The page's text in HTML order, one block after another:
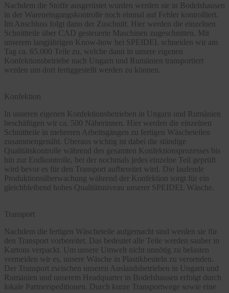
Nachdem die Stoffe ausgerüstet wurden werden sie in Bodelshausen
in der Wareneingangskontrolle noch einmal auf Fehler kontrolliert.
Im Anschluss folgt dann der Zuschnitt. Hier werden die einzelnen
Schnittteile über CAD gesteuerte Maschinen zugeschnitten. Mit
unserem langjährigen Know-how bei SPEIDEL schneiden wir am
Tag ca. 65.000 Teile zu, welche dann in unsere eigenen
Konfektionsbetriebe nach Ungarn und Rumänien transportiert
werden um dort fertiggestellt werden zu können.
Konfektion
In unseren eigenen Konfektionsbetrieben in Ungarn und Rumänien
beschäftigen wir ca. 500 Näherinnen. Hier werden die einzelnen
Schnittteile in mehreren Arbeitsgängen zu fertigen Wäscheteilen
zusammengenäht. Überaus wichtig ist dabei die ständige
Qualitätskontrolle während des gesamten Konfektionsprozesses bis
hin zur Endkontrolle, bei der nochmals jedes einzelne Teil geprüft
wird bevor es für den Transport aufbereitet wird. Die laufende
Produktionsüberwachung während der Konfektion sorgt für ein
gleichbleibend hohes Qualitätsniveau unserer SPEIDEL Wäsche.
Transport
Nachdem die fertigen Wäscheteile aufgemacht sind werden sie für
den Transport vorbereitet. Das bedeutet alle Teile werden sauber in
Kartons verpackt. Um unsere Umwelt nicht unnötig zu belasten
vermeiden wir es, unsere Wäsche in Plastikbeuteln zu versenden.
Der Transport zwischen unseren Auslandsbetrieben in Ungarn und
Rumänien und unserem Headquarter in Bodelshausen erfolgt durch
lokale Partnerspeditionen. Durch kurze Transportwege sowie eine